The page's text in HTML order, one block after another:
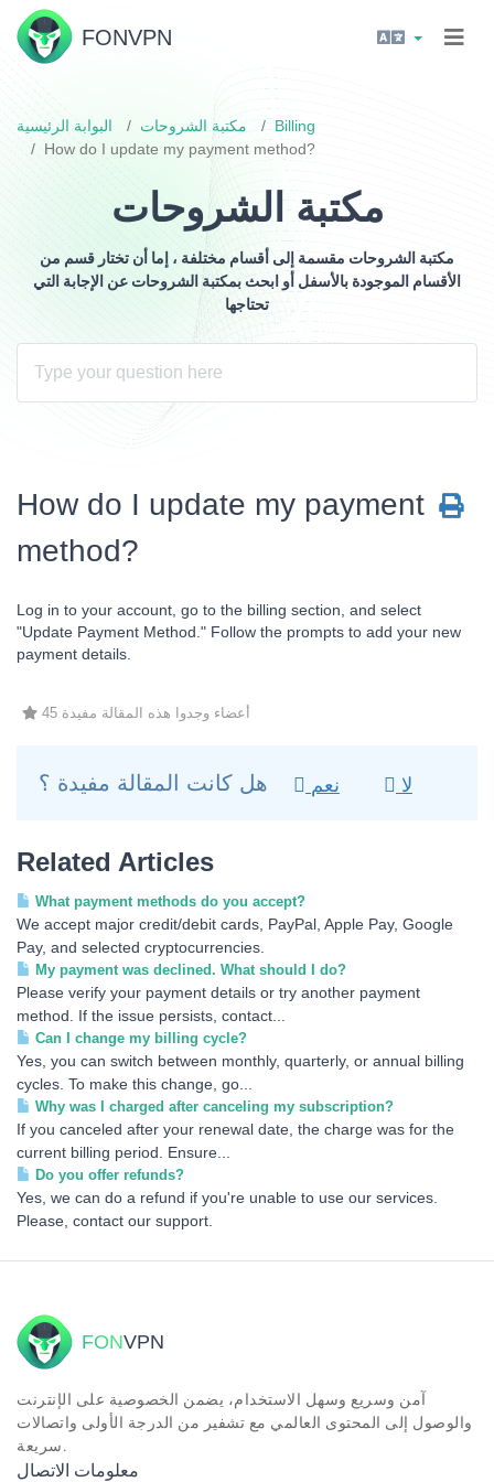
FONVPN
البوابة الرئيسية مكتبة الشروحات
Billing
How do I update my payment method?
مكتبة الشروحات
مكتبة الشروحات مقسمة إلى أقسام مختلفة ، إما أن تختار قسم من
الأقسام الموجودة بالأسفل أو ابحث بمكتبة الشروحات عن الإجابة التي
تحتاجها
How do I update my payment
method?
Log in to your account, go to the billing section, and select
"Update Payment Method." Follow the prompts to add your new
payment details.
45 أعضاء وجدوا هذه المقالة مفيدة
نعم لا
Related Articles
What payment methods do you accept?
We accept major credit/debit cards, PayPal, Apple Pay, Google
Pay, and selected cryptocurrencies.
My payment was declined. What should I do?
Please verify your payment details or try another payment
method. If the issue persists, contact...
Can I change my billing cycle?
Yes, you can switch between monthly, quarterly, or annual billing
cycles. To make this change, go...
Why was I charged after canceling my subscription?
If you canceled after your renewal date, the charge was for the
current billing period. Ensure...
Do you offer refunds?
Yes, we can do a refund if you're unable to use our services.
Please, contact our support.
FONVPN
آمن وسريع وسهل الاستخدام، يضمن الخصوصية على الإنترنت
والوصول إلى المحتوى العالمي مع تشفير من الدرجة الأولى واتصالات
سريعة.
معلومات الاتصال